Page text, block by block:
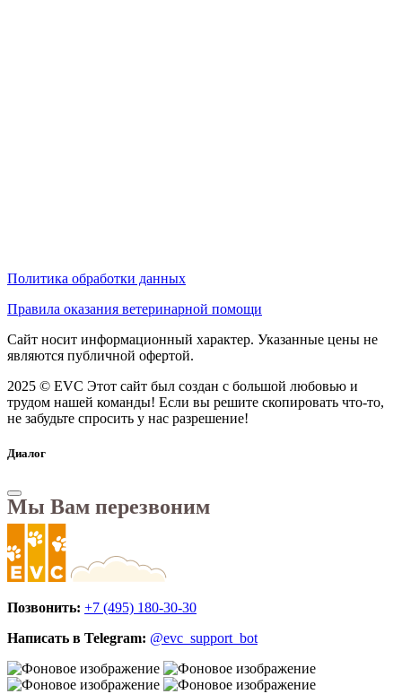
Политика обработки данных
Правила оказания ветеринарной помощи
Сайт носит информационный характер. Указанные цены не
являются публичной офертой.
2025 © EVC Этот сайт был создан с большой любовью и
трудом нашей команды! Если вы решите скопировать что-то,
не забудьте спросить у нас разрешение!
Диалог
Мы Вам перезвоним
Позвонить: +7 (495) 180-30-30
Написать в Telegram: @evc_support_bot